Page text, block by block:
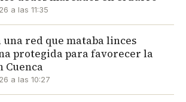
a las 11:35
red que mataba linces
protegida para favorecer la
Cuenca
a las 10:27